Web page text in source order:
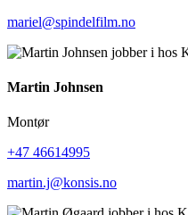
mariel@spindelfilm.no
Martin Johnsen
Montør
+47 46614995
martin.j@konsis.no